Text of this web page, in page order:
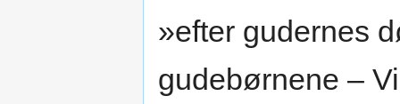
»efter gudernes
gudebørnene –